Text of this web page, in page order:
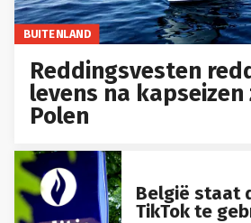
BUITENLAND
Reddingsvesten
levens na
Polen
België staat
TikTok te